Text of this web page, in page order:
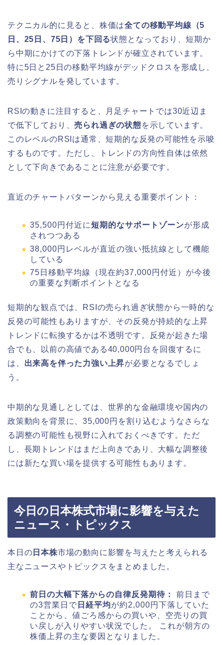
テクニカル的に見ると、株価は全ての移動平均線（5
日、25日、75日）を下回る状態となっており、短期か
ら中期にかけての下落トレンドが確立されています。
特に5日と25日の移動平均線がデッドクロスを形成し、
売りシグナルを発しています。
RSIの動きに注目すると、月足チャートでは30近辺ま
で低下しており、売られ過ぎの状態を示しています。
このレベルのRSIは通常、短期的な反発の可能性を示唆
するものです。ただし、トレンドの方向性自体は依然
として下向きであることに注意が必要です。
直近のチャートパターンから見える重要ポイント：
35,500円付近に短期的なサポートゾーンが形成
されつつある
38,000円レベルが直近の強い抵抗線として機能
している
75日移動平均線（現在約37,000円付近）が今後
の重要な判断ポイントとなる
短期的な観点では、RSIの売られ過ぎ状態から一時的な
反発の可能性もありますが、その反発が持続的な上昇
トレンドに転換するかは不透明です。反発が起きた場
合でも、以前の高値である40,000円台を回復するに
は、 出来高を伴った力強い上昇が必要となるでしょ
う。
中期的な見通しとしては、世界的な金融環境や国内の
政策動向を背景に、35,000円を割り込むようなさらな
る調整の可能性も視野に入れておくべきです。ただ
し、長期トレンドはまだ上向きであり、大幅な調整後
には新たな買い場を提供する可能性もあります。
今日の日本株式市場に影響を与えた
ニュース・トピックス
本日の 日本株市場の動向に影響を与えたと考えられる
主なニュースやトピックスをまとめました。
前日の大幅下落からの自律反発期待：
前日まで
の3営業日で 日経平均が約2,000円下落していた
ことから、値ごろ感からの買いや、空売りの買
い戻しが入りやすい状況でした。 これが朝方の
株価上昇の主な要因となりました。